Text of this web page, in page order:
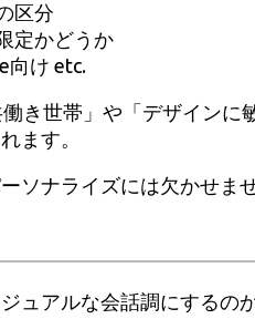
区分
定かどうか
向け etc.
き世帯」や「デザイン
ます。
ソナライズには欠かせませ
ュアルな会話調にするの